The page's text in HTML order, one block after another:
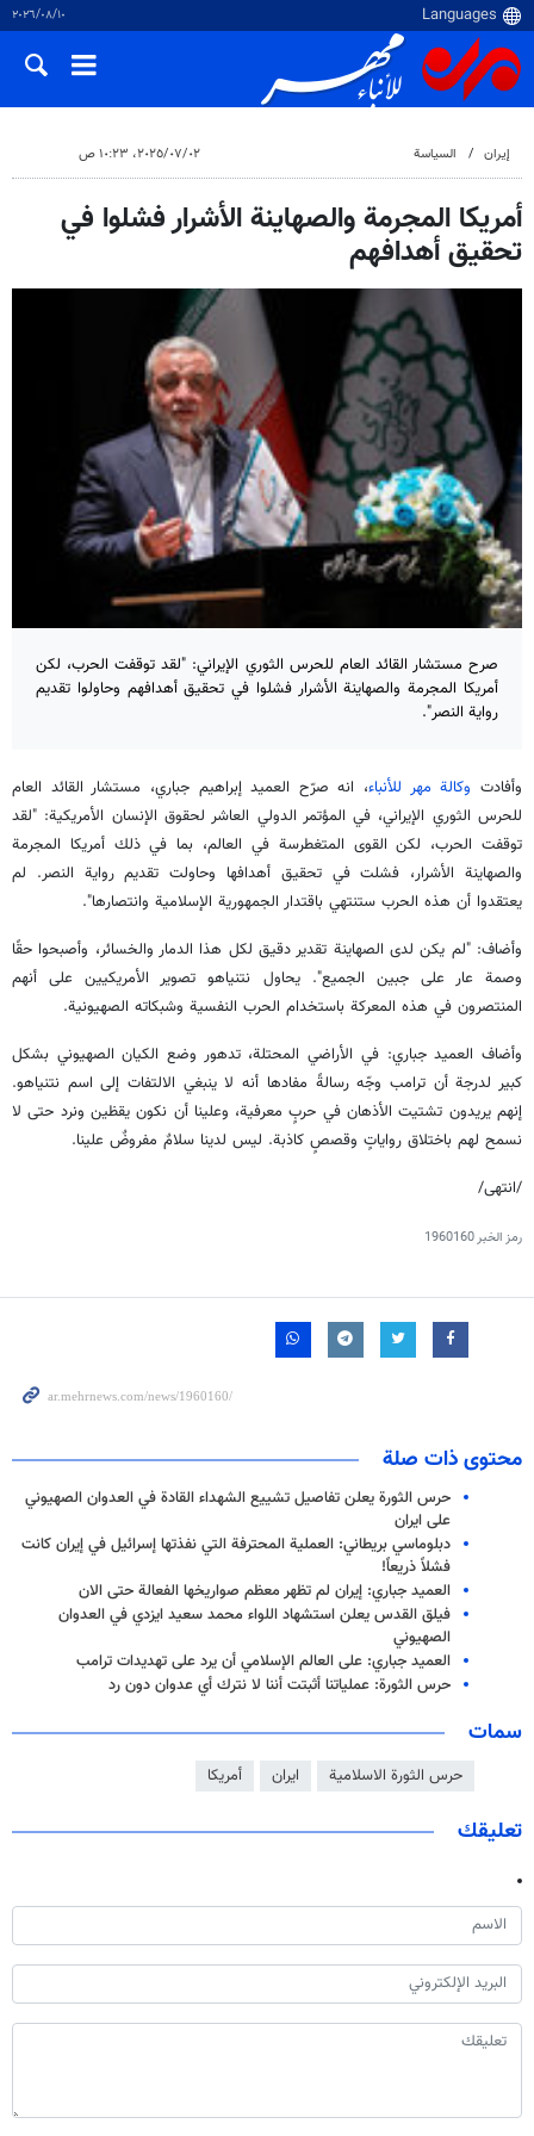
١٠‏/٠٨‏/٢٠٢٦
إيران السياسة ٠٢‏/٠٧‏/٢٠٢٥، ١٠:٢٣ ص
أمريكا المجرمة والصهاينة الأشرار فشلوا في
تحقيق أهدافهم
صرح مستشار القائد العام للحرس الثوري الإيراني: "لقد توقفت الحرب، لكن
أمريكا المجرمة والصهاينة الأشرار فشلوا في تحقيق أهدافهم وحاولوا تقديم
رواية النصر".
وأفادت وكالة مهر للأنباء، انه صرّح العميد إبراهيم جباري، مستشار القائد العام
للحرس الثوري الإيراني، في المؤتمر الدولي العاشر لحقوق الإنسان الأمريكية: "لقد
توقفت الحرب، لكن القوى المتغطرسة في العالم، بما في ذلك أمريكا المجرمة
والصهاينة الأشرار، فشلت في تحقيق أهدافها وحاولت تقديم رواية النصر. لم
يعتقدوا أن هذه الحرب ستنتهي باقتدار الجمهورية الإسلامية وانتصارها".
وأضاف: "لم يكن لدى الصهاينة تقدير دقيق لكل هذا الدمار والخسائر، وأصبحوا حقًا
وصمة عار على جبين الجميع". يحاول نتنياهو تصوير الأمريكيين على أنهم
المنتصرون في هذه المعركة باستخدام الحرب النفسية وشبكاته الصهيونية.
وأضاف العميد جباري: في الأراضي المحتلة، تدهور وضع الكيان الصهيوني بشكل
كبير لدرجة أن ترامب وجّه رسالةً مفادها أنه لا ينبغي الالتفات إلى اسم نتنياهو.
إنهم يريدون تشتيت الأذهان في حربٍ معرفية، وعلينا أن نكون يقظين ونرد حتى لا
نسمح لهم باختلاق رواياتٍ وقصصٍ كاذبة. ليس لدينا سلامٌ مفروضٌ علينا.
/انتهى/
رمز الخبر1960160
محتوى ذات صلة
حرس الثورة يعلن تفاصيل تشييع الشهداء القادة في العدوان الصهيوني
على ايران
دبلوماسي بريطاني: العملية المحترفة التي نفذتها إسرائيل في إيران كانت
فشلاً ذريعاً!
العميد جباري: إيران لم تظهر معظم صواريخها الفعالة حتى الان
فيلق القدس يعلن استشهاد اللواء محمد سعيد ايزدي في العدوان
الصهيوني
العميد جباري: على العالم الإسلامي أن يرد على تهديدات ترامب
حرس الثورة: عملياتنا أثبتت أننا لا نترك أي عدوان دون رد
سمات
حرس الثورة الاسلامية ايران أمريكا
تعليقك